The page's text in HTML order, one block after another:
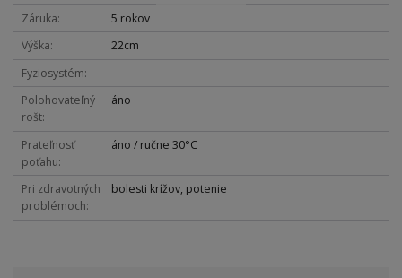
Záruka
5 rokov
Výška
22cm
Fyziosystém
-
Polohovateľný
rošt
áno
Prateľnosť
poťahu
áno / ručne 30°C
Pri zdravotných
problémoch
bolesti krížov, potenie